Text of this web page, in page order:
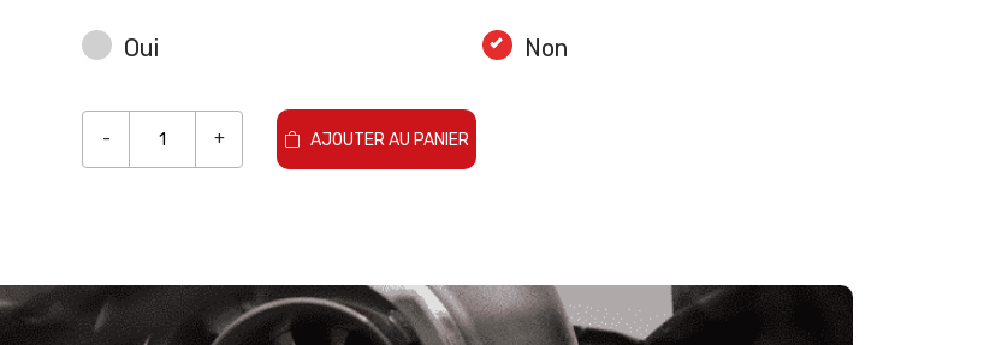
Oui Non
- + AJOUTER AU PANIER